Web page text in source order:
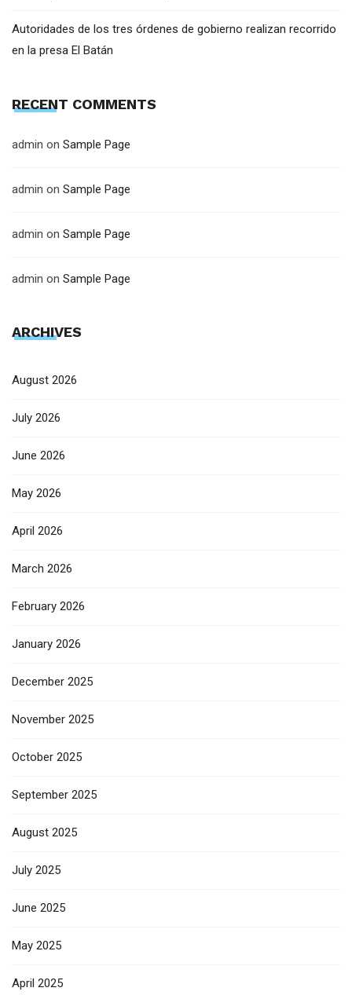
Autoridades de los tres órdenes de gobierno realizan recorrido
en la presa El Batán
RECENT COMMENTS
admin on Sample Page
admin on Sample Page
admin on Sample Page
admin on Sample Page
ARCHIVES
August 2026
July 2026
June 2026
May 2026
April 2026
March 2026
February 2026
January 2026
December 2025
November 2025
October 2025
September 2025
August 2025
July 2025
June 2025
May 2025
April 2025